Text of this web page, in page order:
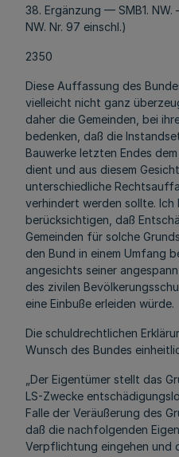
38. Ergänzung — SMB1. NW.
NW. Nr. 97 einschl.)
2350
Diese Auffassung des
vielleicht nicht ganz
daher die Gemeinden, bei
bedenken, daß die
Bauwerke letzten Endes
dient und aus diesem
unterschiedliche
verhindert werden sollte.
berücksichtigen, daß
Gemeinden für solche
den Bund in einem Umfang
angesichts seiner
des zivilen
eine Einbuße erleiden würde.
Die schuldrechtlichen
Wunsch des Bundes
„Der Eigentümer stellt das
LS-Zwecke
Falle der Veräußerung des
daß die nachfolgenden
Verpflichtung eingehen und